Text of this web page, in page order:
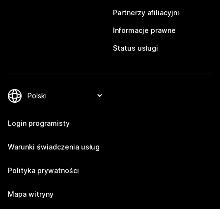
Partnerzy afiliacyjni
Informacje prawne
Status usługi
Login programisty
Warunki świadczenia usług
Polityka prywatności
Mapa witryny